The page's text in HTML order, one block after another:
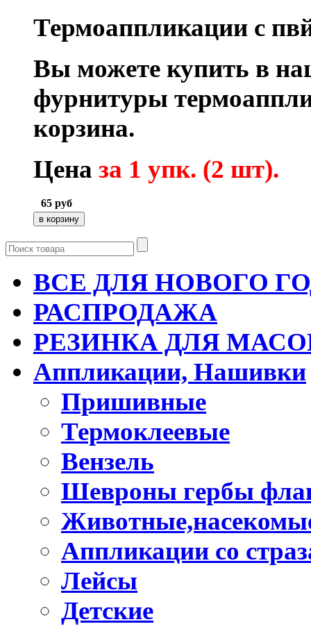
Термоаппликации с
Вы можете купить в
фурнитуры
корзина.
Цена за 1 упк. (2 шт).
65 руб
ВСЕ ДЛЯ НОВОГО
РАСПРОДАЖА
РЕЗИНКА ДЛЯ
Аппликации, Нашивки
Пришивные
Термоклеевые
Вензель
Шевроны гербы
Аппликации со
Лейсы
Детские